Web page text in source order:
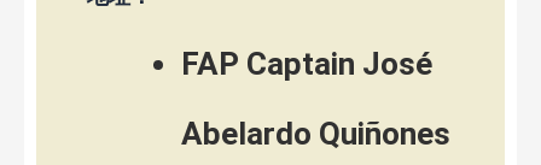
FAP Captain José
Abelardo Quiñones